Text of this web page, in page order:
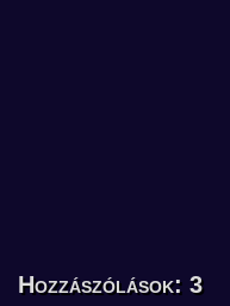
Hozzászólások: 3